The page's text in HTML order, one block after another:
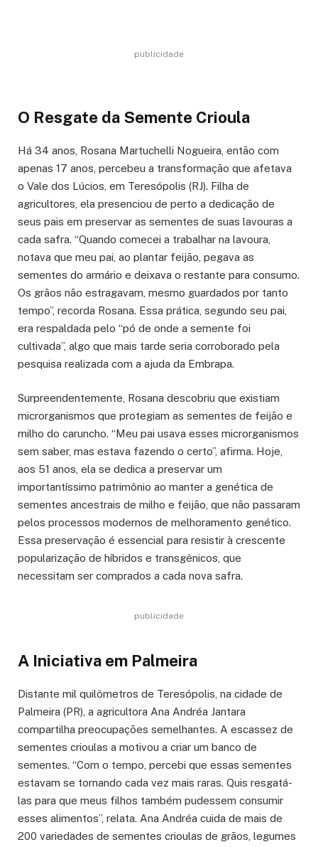
publicidade
O Resgate da Semente Crioula
Há 34 anos, Rosana Martuchelli Nogueira, então com
apenas 17 anos, percebeu a transformação que afetava
o Vale dos Lúcios, em Teresópolis (RJ). Filha de
agricultores, ela presenciou de perto a dedicação de
seus pais em preservar as sementes de suas lavouras a
cada safra. “Quando comecei a trabalhar na lavoura,
notava que meu pai, ao plantar feijão, pegava as
sementes do armário e deixava o restante para consumo.
Os grãos não estragavam, mesmo guardados por tanto
tempo”, recorda Rosana. Essa prática, segundo seu pai,
era respaldada pelo “pó de onde a semente foi
cultivada”, algo que mais tarde seria corroborado pela
pesquisa realizada com a ajuda da Embrapa.
Surpreendentemente, Rosana descobriu que existiam
microrganismos que protegiam as sementes de feijão e
milho do caruncho. “Meu pai usava esses microrganismos
sem saber, mas estava fazendo o certo”, afirma. Hoje,
aos 51 anos, ela se dedica a preservar um
importantíssimo patrimônio ao manter a genética de
sementes ancestrais de milho e feijão, que não passaram
pelos processos modernos de melhoramento genético.
Essa preservação é essencial para resistir à crescente
popularização de híbridos e transgênicos, que
necessitam ser comprados a cada nova safra.
publicidade
A Iniciativa em Palmeira
Distante mil quilômetros de Teresópolis, na cidade de
Palmeira (PR), a agricultora Ana Andréa Jantara
compartilha preocupações semelhantes. A escassez de
sementes crioulas a motivou a criar um banco de
sementes. “Com o tempo, percebi que essas sementes
estavam se tornando cada vez mais raras. Quis resgatá-
las para que meus filhos também pudessem consumir
esses alimentos”, relata. Ana Andréa cuida de mais de
200 variedades de sementes crioulas de grãos, legumes